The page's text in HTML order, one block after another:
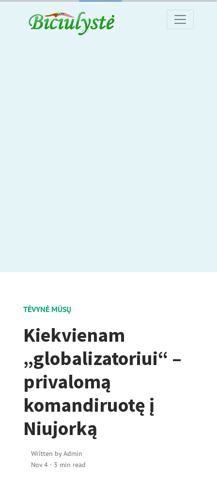
TĖVYNĖ MŪSŲ
Kiekvienam
„globalizatoriui“ –
privalomą
komandiruotę į
Niujorką
Written byAdmin
Nov 4 · 3 min read